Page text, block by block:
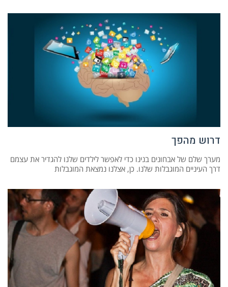
דרוש מהפך
מערך שלם של אבחונים בנינו כדי לאפשר לילדים שלנו להגדיר את עצמם
דרך העיניים המוגבלות שלנו. כן, אצלנו נמצאת המוגבלות